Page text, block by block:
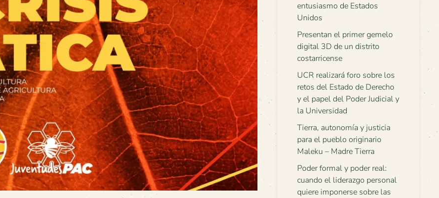
entusiasmo de Estados
Unidos
Presentan el primer gemelo
digital 3D de un distrito
costarricense
UCR realizará foro sobre los
retos del Estado de Derecho
y el papel del Poder Judicial y
la Universidad
Tierra, autonomía y justicia
para el pueblo originario
Maleku – Madre Tierra
Poder formal y poder real:
cuando el liderazgo personal
quiere imponerse sobre las